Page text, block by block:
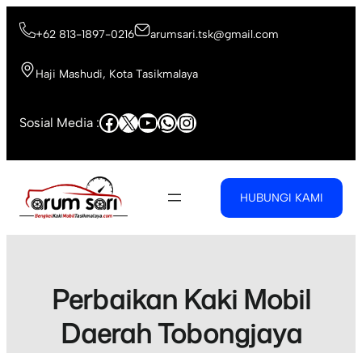
+62 813-1897-0216 arumsari.tsk@gmail.com
Haji Mashudi, Kota Tasikmalaya
Sosial Media :Facebook
X YouTube
WhatsApp
Instagram
HUBUNGI KAMI
Perbaikan Kaki Mobil
Daerah Tobongjaya